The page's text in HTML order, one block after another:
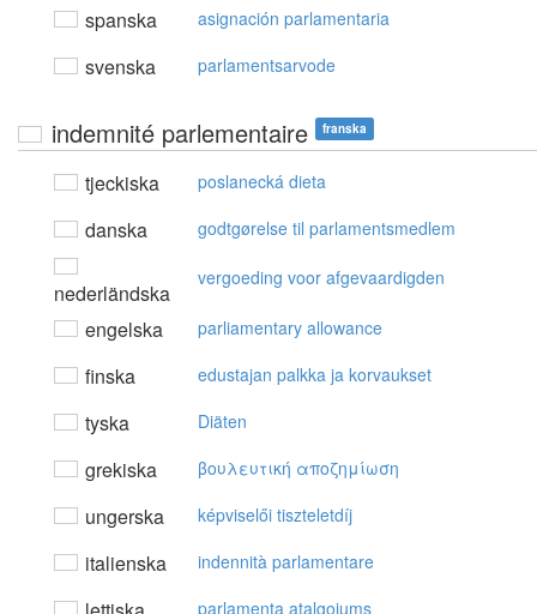
spanska asignación parlamentaria
svenska parlamentsarvode
indemnité parlementaire franska
tjeckiska poslanecká dieta
danska godtgørelse til parlamentsmedlem
nederländska
vergoeding voor afgevaardigden
engelska parliamentary allowance
finska edustajan palkka ja korvaukset
tyska Diäten
grekiska βoυλευτική απoζημίωση
ungerska képviselői tiszteletdíj
italienska indennità parlamentare
parlamenta atalgojums